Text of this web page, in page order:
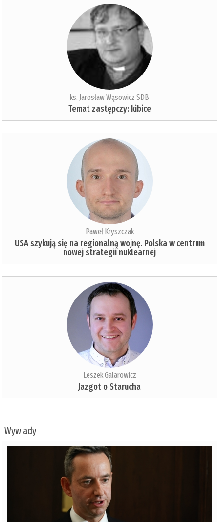
ks. Jarosław Wąsowicz SDB
Temat zastępczy: kibice
Paweł Kryszczak
USA szykują się na regionalną wojnę. Polska w centrum
nowej strategii nuklearnej
Leszek Galarowicz
Jazgot o Starucha
Wywiady